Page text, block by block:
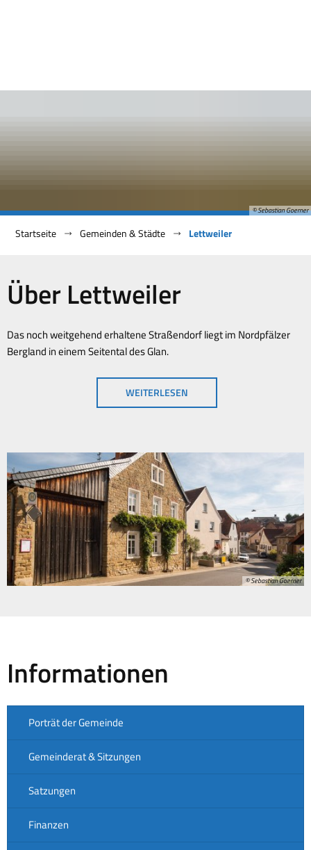
© Sebastian Goerner
Startseite Gemeinden & Städte Lettweiler
Über Lettweiler
Das noch weitgehend erhaltene Straßendorf liegt im Nordpfälzer
Bergland in einem Seitental des Glan.
WEITERLESEN
© Sebastian Goerner
Informationen
Porträt der Gemeinde
Gemeinderat & Sitzungen
Satzungen
Finanzen